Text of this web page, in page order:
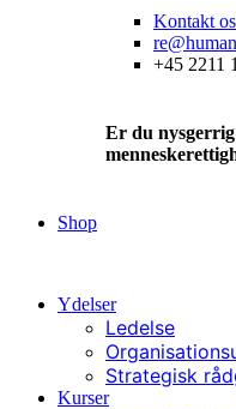
Kontakt
+45 2211
Er du
Shop
Ydelser
Ledelse
Strategisk
Kurser